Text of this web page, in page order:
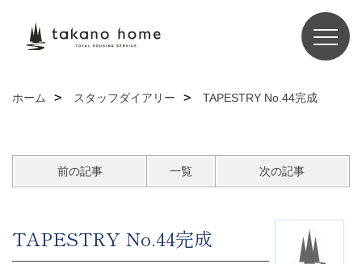
ホーム スタッフダイアリー TAPESTRY No.44完成
前の記事 一覧 次の記事
TAPESTRY No.44完成